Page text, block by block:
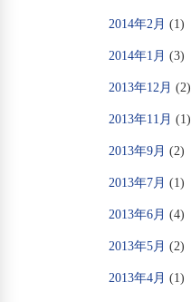
2014年2月 (1)
2014年1月 (3)
2013年12月 (2)
2013年11月 (1)
2013年9月 (2)
2013年7月 (1)
2013年6月 (4)
2013年5月 (2)
2013年4月 (1)